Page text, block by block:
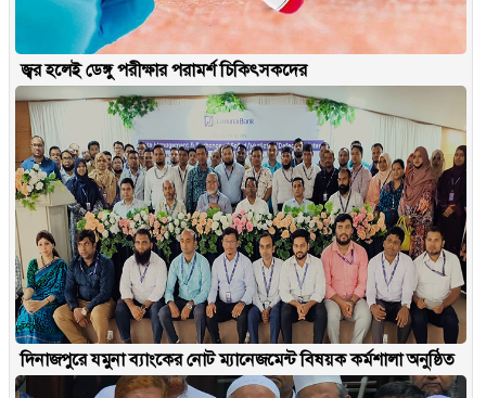
জ্বর হলেই ডেঙ্গু পরীক্ষার পরামর্শ চিকিৎসকদের
দিনাজপুরে যমুনা ব্যাংকের নোট ম্যানেজমেন্ট বিষয়ক কর্মশালা অনুষ্ঠিত